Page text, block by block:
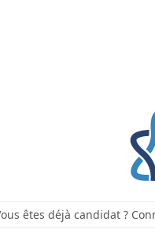
êtes déjà candidat ?